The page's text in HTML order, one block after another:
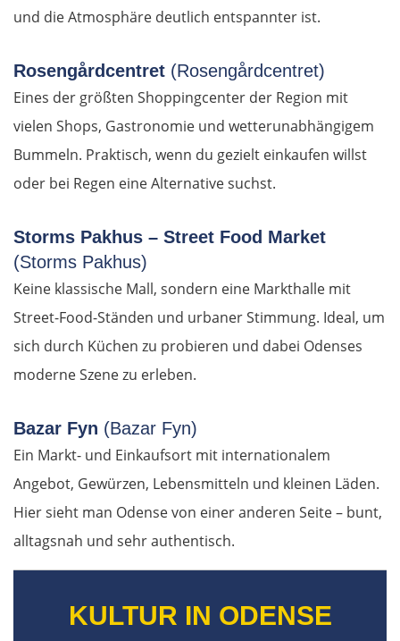
und die Atmosphäre deutlich entspannter ist.
Rosengårdcentret (Rosengårdcentret)
Eines der größten Shoppingcenter der Region mit
vielen Shops, Gastronomie und wetterunabhängigem
Bummeln. Praktisch, wenn du gezielt einkaufen willst
oder bei Regen eine Alternative suchst.
Storms Pakhus – Street Food Market
(Storms Pakhus)
Keine klassische Mall, sondern eine Markthalle mit
Street-Food-Ständen und urbaner Stimmung. Ideal, um
sich durch Küchen zu probieren und dabei Odenses
moderne Szene zu erleben.
Bazar Fyn (Bazar Fyn)
Ein Markt- und Einkaufsort mit internationalem
Angebot, Gewürzen, Lebensmitteln und kleinen Läden.
Hier sieht man Odense von einer anderen Seite – bunt,
alltagsnah und sehr authentisch.
KULTUR IN ODENSE
Estland
Tallinn
Rapla